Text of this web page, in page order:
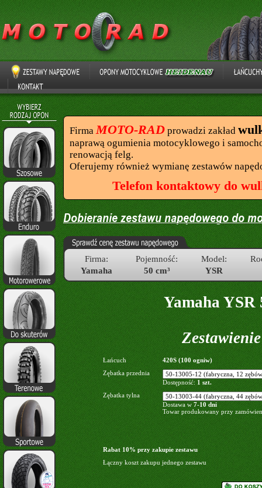
FirmaMOTO-RAD prowadzi zakład
naprawą ogumienia motocyklowego i
renowacją felg.
Oferujemy również wymianę zestawów
Telefon kontaktowy do
Firma:
Yamaha
Pojemność:
50 cm³
Model:
YSR
Yamaha YSR
Łańcuch
420S (100 ogniw)
Zębatka przednia
Dostępność: 1 szt.
Zębatka tylna
Dostawa w 7-10 dni
Towar produkowany przy
Rabat 10% przy zakupie zestawu
Łączny koszt zakupu jednego zestawu